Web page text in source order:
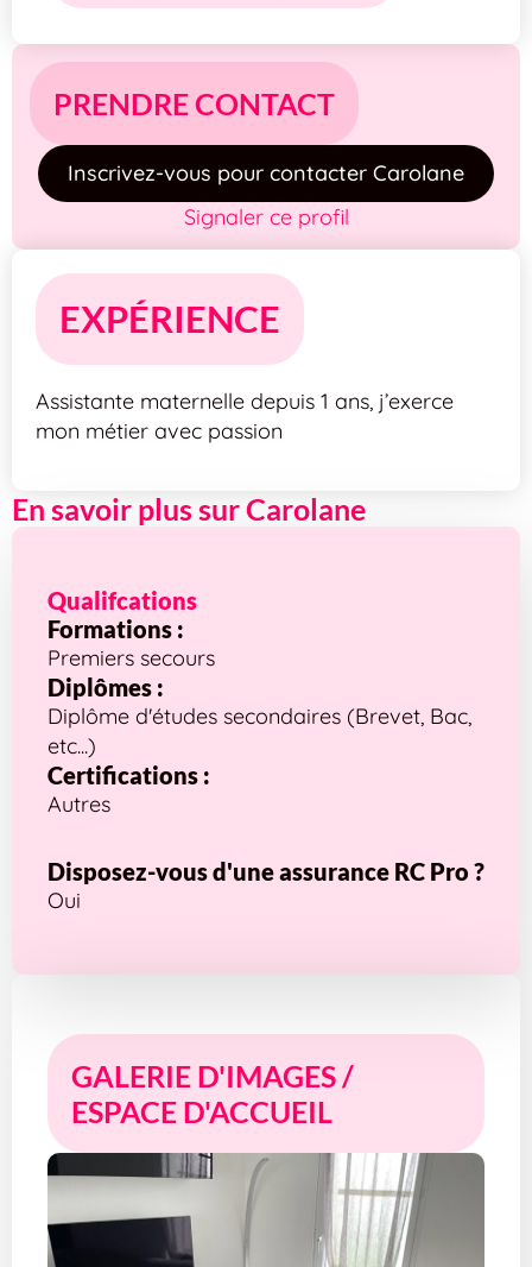
PRENDRE CONTACT
Inscrivez-vous pour contacter Carolane
Signaler ce profil
EXPÉRIENCE
Assistante maternelle depuis 1 ans, j’exerce
mon métier avec passion
En savoir plus sur Carolane
Qualifcations
Formations :
Premiers secours
Diplômes :
Diplôme d'études secondaires (Brevet, Bac,
etc...)
Certifications :
Autres
Disposez-vous d'une assurance RC Pro ?
Oui
GALERIE D'IMAGES /
ESPACE D'ACCUEIL